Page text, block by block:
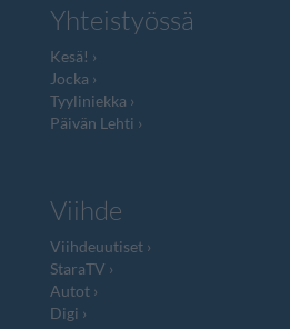
Yhteistyössä
Kesä!
Jocka
Tyyliniekka
Päivän Lehti
Viihde
Viihdeuutiset
StaraTV
Autot
Digi